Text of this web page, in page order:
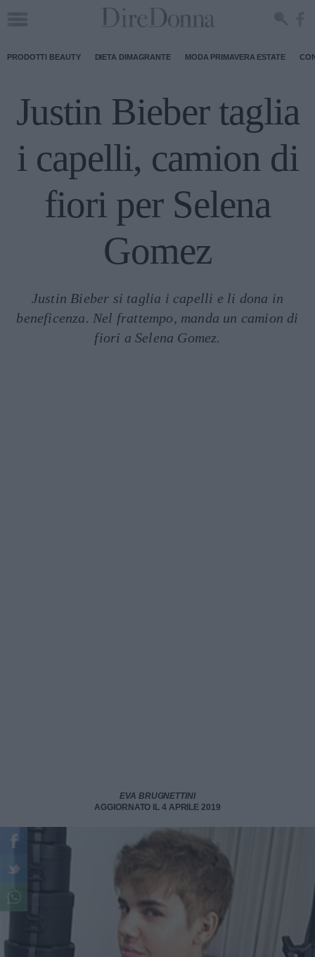
PRODOTTI BEAUTY DIETA DIMAGRANTE MODA PRIMAVERA ESTATE
Justin Bieber taglia
i capelli, camion di
fiori per Selena
Gomez
Justin Bieber si taglia i capelli e li dona in
beneficenza. Nel frattempo, manda un camion di
fiori a Selena Gomez.
EVA BRUGNETTINI
AGGIORNATO IL 4 APRILE 2019